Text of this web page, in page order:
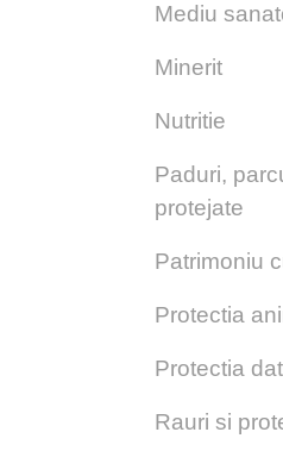
Mediu
Minerit
Nutritie
Paduri,
protejate
Patrimoniu
Protectia
Protectia
Rauri si